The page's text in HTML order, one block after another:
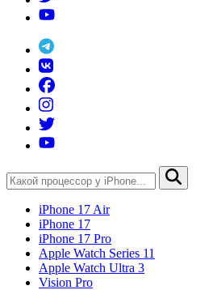
iPhone 17 Air
iPhone 17
iPhone 17 Pro
Apple Watch Series 11
Apple Watch Ultra 3
Vision Pro